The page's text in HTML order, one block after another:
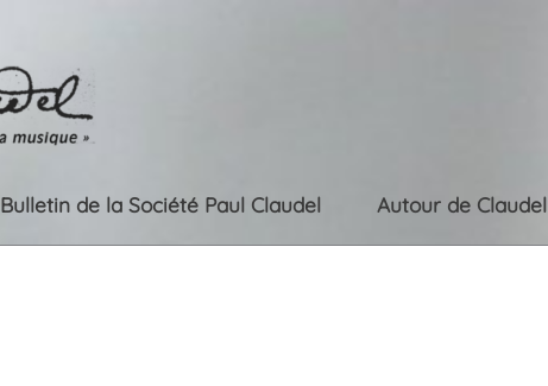
Bulletin de la Société Paul Claudel Autour de Claudel